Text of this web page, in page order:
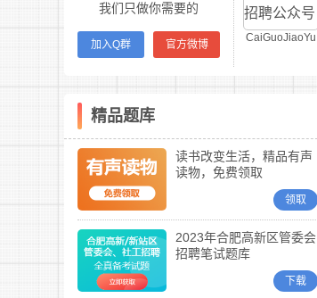
我们只做你需要的
加入Q群 官方微博
CaiGuoJiaoYu
精品题库
读书改变生活，精品有声
读物，免费领取
领取
2023年合肥高新区管委会
招聘笔试题库
下载